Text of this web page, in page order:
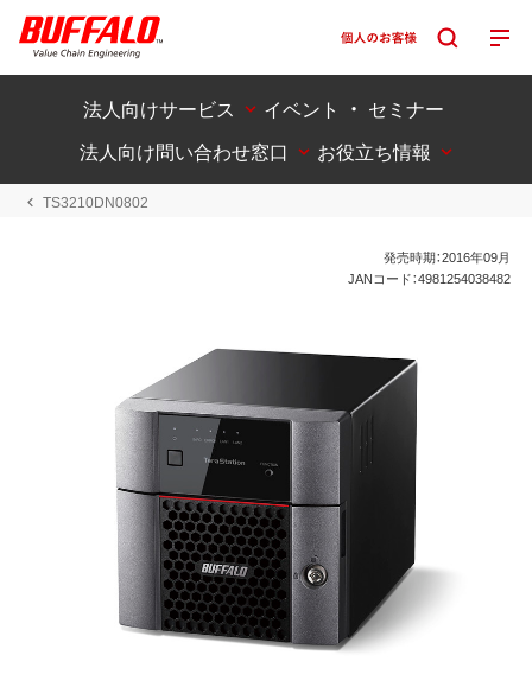
法人向けサービス
イベント ・ セミナー
法人向け問い合わせ窓口
お役立ち情報
TS3210DN0802
発売時期：2016年09月
JANコード：4981254038482